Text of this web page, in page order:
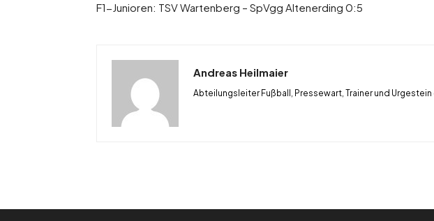
F1-Junioren: TSV Wartenberg – SpVgg Altenerding 0:5
Andreas Heilmaier
Abteilungsleiter Fußball, Pressewart, Trainer und